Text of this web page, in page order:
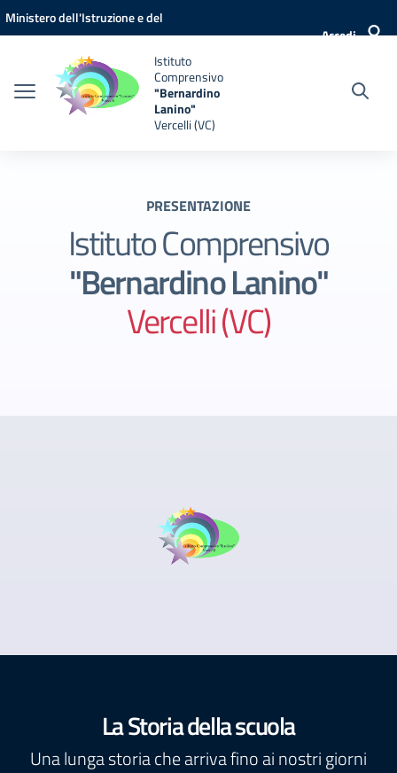
Vai ai contenuti
Vai al menu di navigazione
Vai al footer
Ministero dell'Istruzione e del
Accedi
Istituto
Comprensivo
"Bernardino
Lanino"
Vercelli (VC)
PRESENTAZIONE
Istituto Comprensivo
"Bernardino Lanino"
Vercelli (VC)
La Storia della scuola
Una lunga storia che arriva fino ai nostri giorni